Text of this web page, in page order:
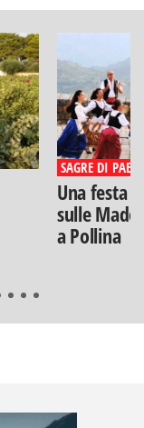
SAGRE DI PAESE
Una festa
sulle
a Pollina